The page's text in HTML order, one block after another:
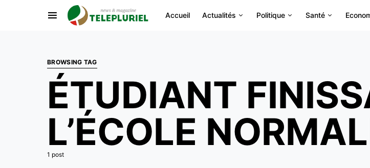
Accueil Actualités Politique Santé
BROWSING TAG
ÉTUDIANT
L’ÉCOLE
1 post